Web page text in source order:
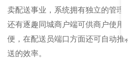
卖配送事业，系统拥有独立的管理
还有逐趣同城商户端可供商户使用
便，在配送员端口方面还可自动推
送的效率。